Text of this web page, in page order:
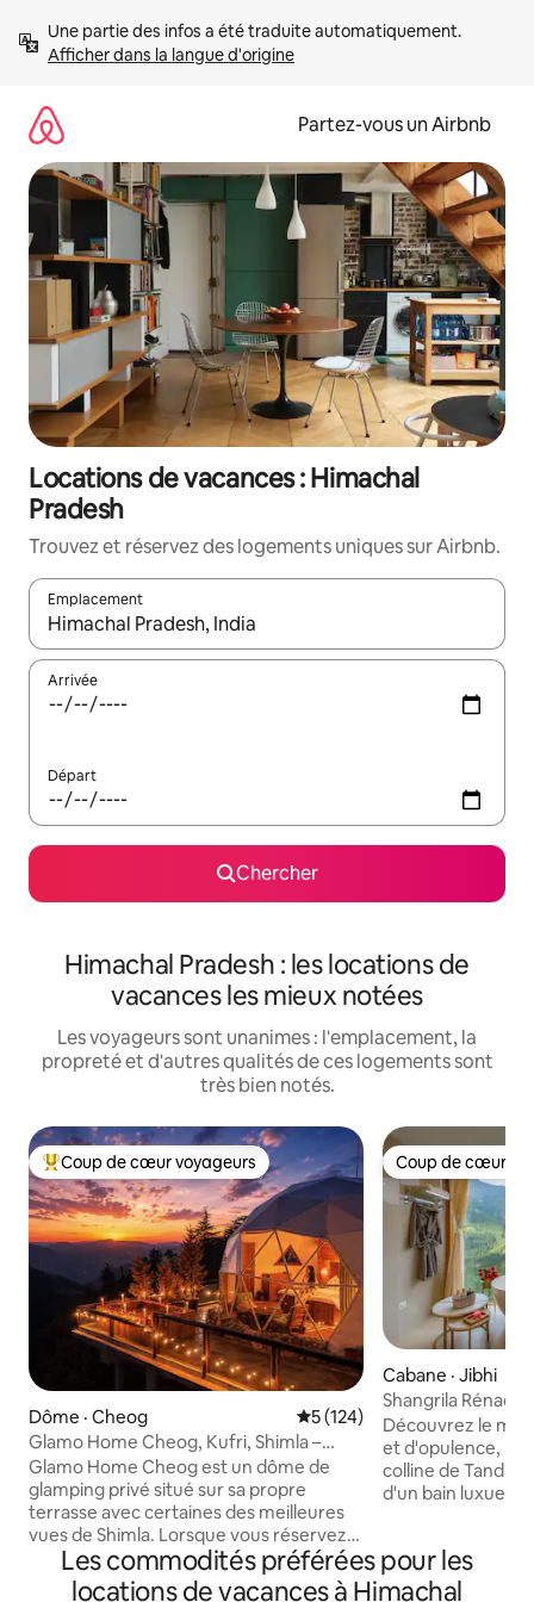
directement
Afficher dans la langue d'origine
Partez-vous un Airbnb
Locations de vacances : Himachal
Pradesh
Trouvez et réservez des logements uniques sur Airbnb.
Emplacement
Quand les résultats sont affichés, parcourez-les en utilisant
Arrivée
Départ
Chercher
Himachal Pradesh : les locations de
vacances les mieux notées
Les voyageurs sont unanimes : l'emplacement, la
propreté et d'autres qualités de ces logements sont
très bien notés.
Coup de cœur voyageurs parmi les plus aimés
Coup de cœur voyageurs
Dôme · Cheog Note moyenne de 5 sur 5,
5 (124)
Glamo Home Cheog, Kufri, Shimla –
Séjour privé
Glamo Home Cheog est un dôme de
glamping privé situé sur sa propre
terrasse avec certaines des meilleures
vues de Shimla. Lorsque vous réservez,
tout l'espace est exclusivement à vous,
ce qui vous offre une intimité et un
Coup de cœur
Coup de cœur
Cabane · Jibhi
Shangrila Rénao -
Découvrez le
et d'opulence,
colline de Tandi
d'un bain luxueux
baignoire. Niché
route et de la
Les commodités préférées pour les
locations de vacances à Himachal